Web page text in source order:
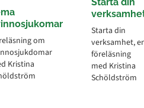
om
Kristina
Starta din
verksamhet,
föreläsning
med Kristina
Schöldström